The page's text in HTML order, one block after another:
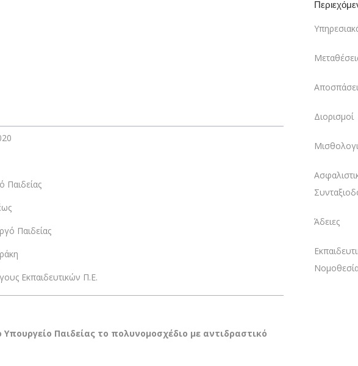
Παιδείας
Παιδείας
Εκπαιδευτικών Π.Ε.
Παιδείας το πολυνομοσχέδιο με αντιδραστικό
Διορισμοί
Άδειες